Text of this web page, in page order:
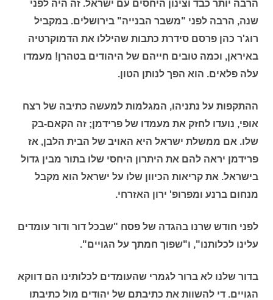
הרבה יותר כבד וצינון היחסים עם ישראל. זה היה לפני
שנה, הרבה לפני "משבר הבנייה" בירושלים. במקביל
רוג'ר כהן פרסם סידרת כתבות שהיללו את הדמוקרטיה
באיראן, וכמה טובים חייהם של היהודים בטהרן! מעמדו
עלה פלאים. הוא הפך לנותן הטון.
ההתקפות על נתניהו, המגלמות למעשה כתיבה של רצח
אופי, נועדו לחזק את מעמדו של פרידמן; זה הקאם-בק
שלו. אם ממשלת ישראל היא האויב של הבית הלבן, אז
פרידמן יראה להם את היתרון היחסי שלו בתור מבין גדול
בישראל. את קריאות הכיוון שלו על ישראל הוא מקבל
מנחום ברנע ומפרופ' ירון האזרחי.
לפני חודש שרנו בהגדה של פסח "שבכל דור ודור עומדים
עלינו לכלותנו", ו"שפוך חמתך על הגויים".
בדור שלנו לא ברור לגמרי שהעומדים לכלותינו הם דווקא
הגויים. די להשוות את כתיבתם של יהודים מול כתיבתו